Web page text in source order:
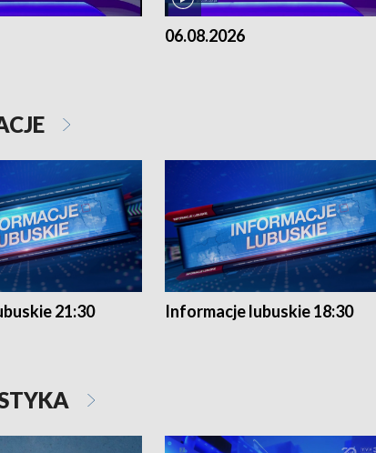
06.08.2026
21:30 Informacje lubuskie 18:30